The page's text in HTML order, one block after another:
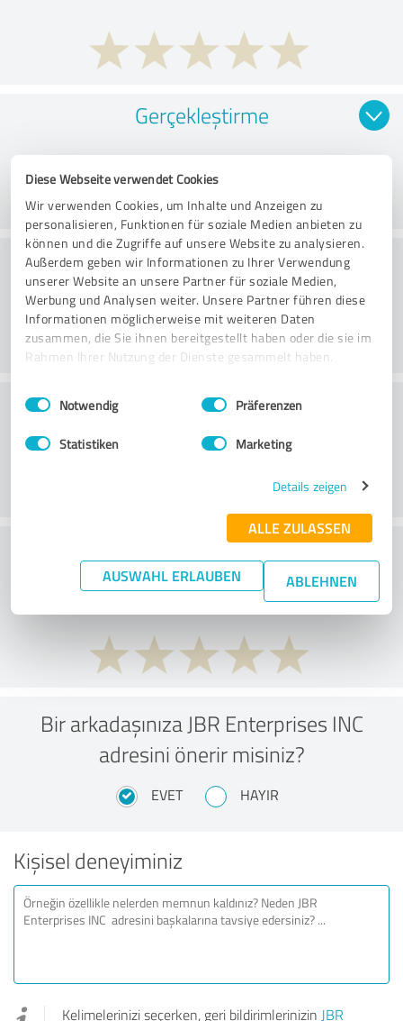
Diese Webseite verwendet Cookies
Wir verwenden Cookies, um Inhalte und Anzeigen zu
personalisieren, Funktionen für soziale Medien anbieten zu
können und die Zugriffe auf unsere Website zu analysieren.
Außerdem geben wir Informationen zu Ihrer Verwendung
unserer Website an unsere Partner für soziale Medien,
Werbung und Analysen weiter. Unsere Partner führen diese
Informationen möglicherweise mit weiteren Daten
zusammen, die Sie ihnen bereitgestellt haben oder die sie im
Rahmen Ihrer Nutzung der Dienste gesammelt haben.
Impressum Datenschutzbestimmungen
Einwilligungsauswahl
Notwendig Präferenzen
Statistiken Marketing
Details zeigen
ALLE ZULASSEN
AUSWAHL ERLAUBEN ABLEHNEN
Gerçekleştirme
Danışmanlık
Müşteri Hizmetleri
Fiyat-performans oranı hakkında ne
düşünüyorsunuz?
Bir arkadaşınıza JBR Enterprises INC
adresini önerir misiniz?
EVET HAYIR
Kişisel deneyiminiz
Kelimelerinizi seçerken, geri bildirimlerinizin JBR